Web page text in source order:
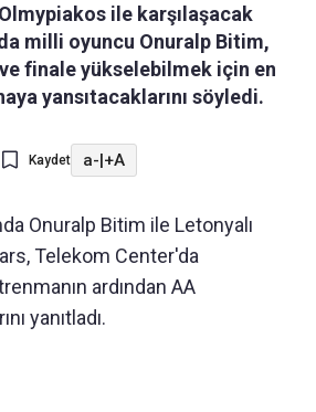
ile karşılaşacak
milli oyuncu Onuralp Bitim,
finale yükselebilmek için en
yansıtacaklarını söyledi.
Kaydet a-|+A
Onuralp Bitim ile Letonyalı
Telekom Center'da
ardından AA
yanıtladı.